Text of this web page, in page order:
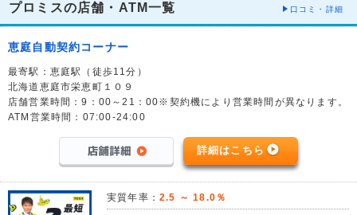
プロミスの店舗・ATM一覧 口コミ・詳細
恵庭自動契約コーナー
最寄駅：恵庭駅（徒歩11分）
北海道恵庭市栄恵町１０９
店舗営業時間：9：00～21：00※契約機により営業時間が異なります。
ATM営業時間：07:00-24:00
詳細はこちら
実質年率： 2.5 ～ 18.0％